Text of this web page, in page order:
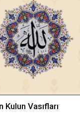
Vasıfları